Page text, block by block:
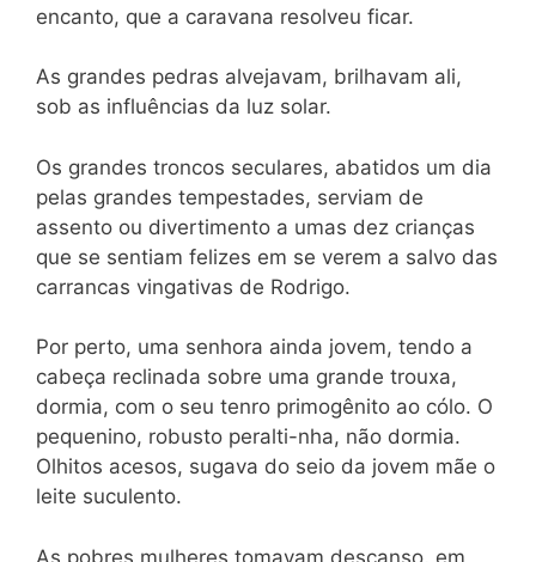
encanto, que a caravana resolveu ficar.
As grandes pedras alvejavam, brilhavam ali,
sob as influências da luz solar.
Os grandes troncos seculares, abatidos um dia
pelas grandes tempestades, serviam de
assento ou divertimento a umas dez crianças
que se sentiam felizes em se verem a salvo das
carrancas vingativas de Rodrigo.
Por perto, uma senhora ainda jovem, tendo a
cabeça reclinada sobre uma grande trouxa,
dormia, com o seu tenro primogênito ao cólo. O
pequenino, robusto peralti-nha, não dormia.
Olhitos acesos, sugava do seio da jovem mãe o
leite suculento.
As pobres mulheres tomavam descanso, em